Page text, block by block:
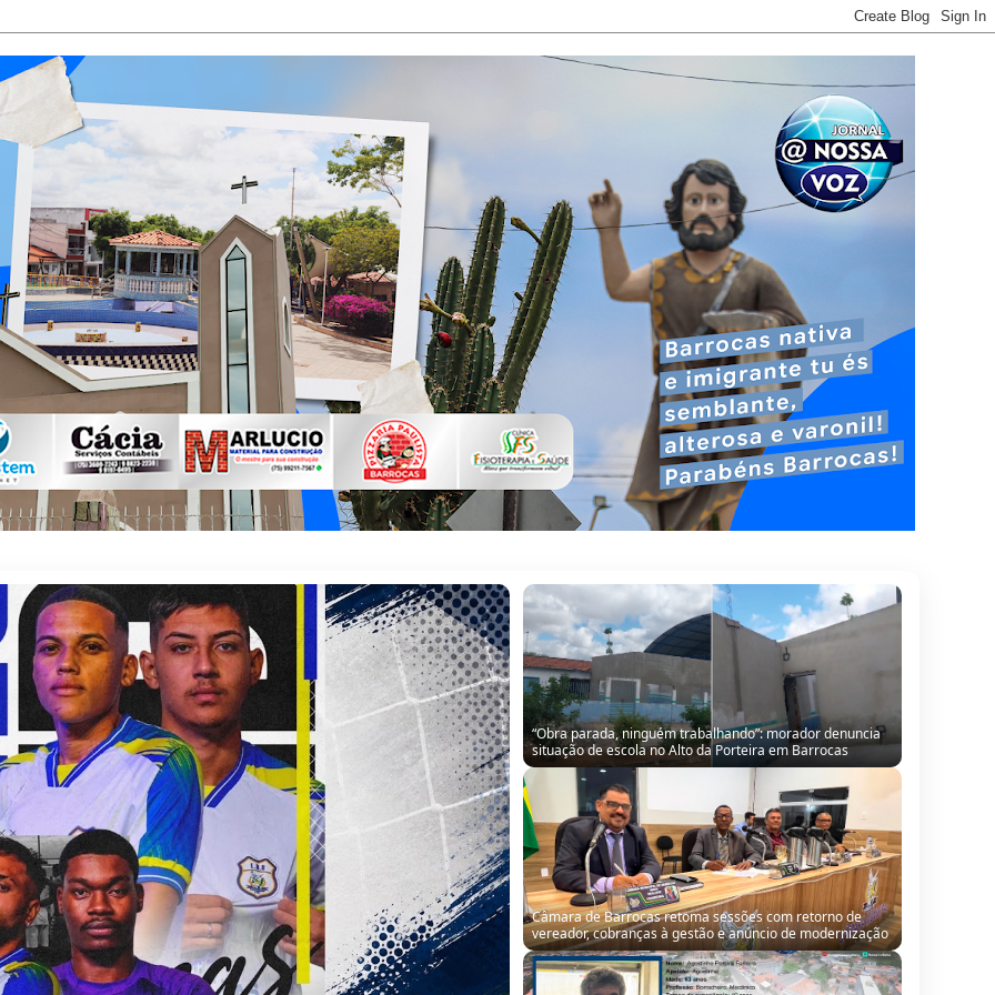
Câmara de Barrocas retoma sessões com retorno de
vereador, cobranças à gestão e anúncio de modernização
QUADRO PROFISSÕES com o borracheiro Agostinho
Ferreira